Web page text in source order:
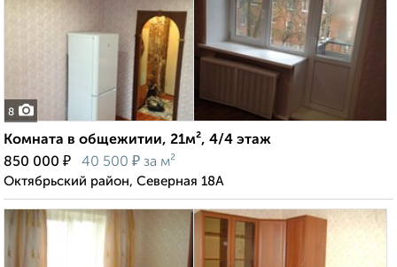
8
Комната в общежитии, 21м², 4/4 этаж
850 000 ₽ 40 500 ₽ за м²
Октябрьский район, Северная 18А